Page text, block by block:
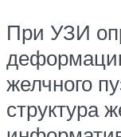
При УЗИ
желчного
структура